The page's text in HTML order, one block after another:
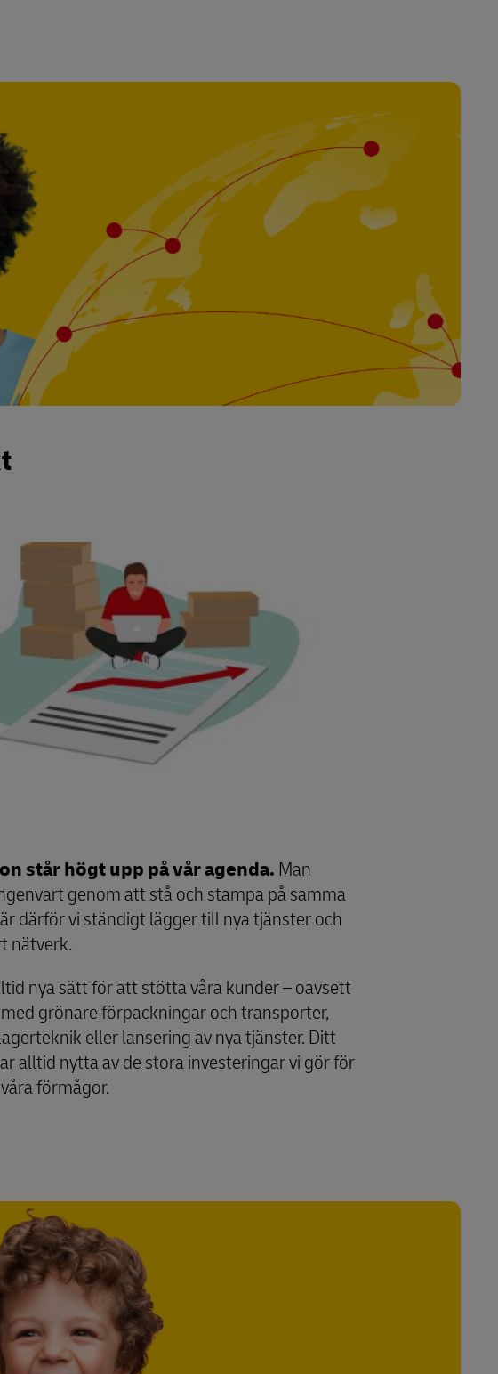
står högt upp på vår agenda. Man
genom att stå och stampa på samma
därför vi ständigt lägger till nya tjänster och
nätverk.
nya sätt för att stötta våra kunder – oavsett
grönare förpackningar och transporter,
eller lansering av nya tjänster. Ditt
alltid nytta av de stora investeringar vi gör för
förmågor.